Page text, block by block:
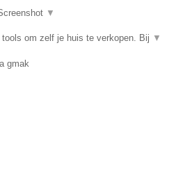
▼
om zelf je huis te verkopen. Bij ▼
gmak